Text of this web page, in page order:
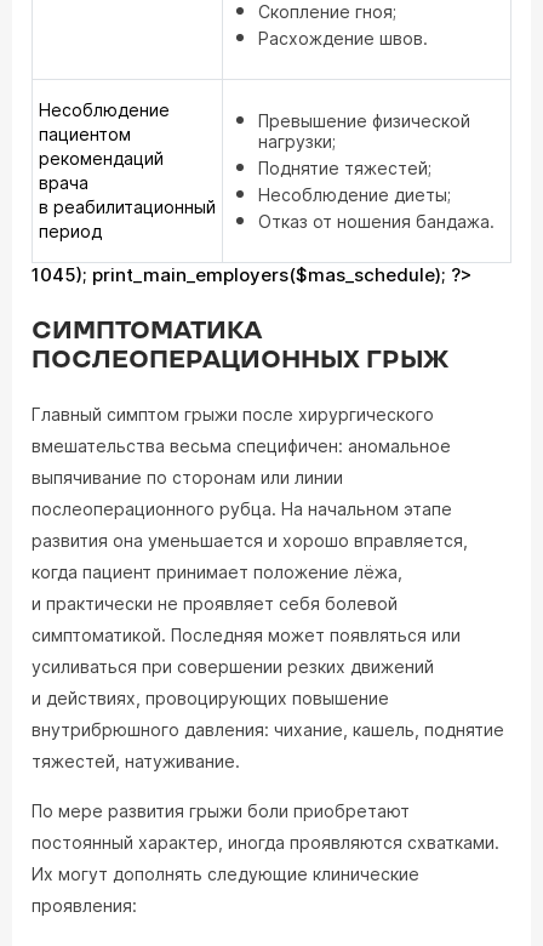
Скопление гноя;
Расхождение швов.
Несоблюдение
пациентом
рекомендаций
врача
в реабилитационный
период
Превышение физической
нагрузки;
Поднятие тяжестей;
Несоблюдение диеты;
Отказ от ношения бандажа.
1045); print_main_employers($mas_schedule); ?>
СИМПТОМАТИКА
ПОСЛЕОПЕРАЦИОННЫХ ГРЫЖ
Главный симптом грыжи после хирургического
вмешательства весьма специфичен: аномальное
выпячивание по сторонам или линии
послеоперационного рубца. На начальном этапе
развития она уменьшается и хорошо вправляется,
когда пациент принимает положение лёжа,
и практически не проявляет себя болевой
симптоматикой. Последняя может появляться или
усиливаться при совершении резких движений
и действиях, провоцирующих повышение
внутрибрюшного давления: чихание, кашель, поднятие
тяжестей, натуживание.
По мере развития грыжи боли приобретают
постоянный характер, иногда проявляются схватками.
Их могут дополнять следующие клинические
проявления: